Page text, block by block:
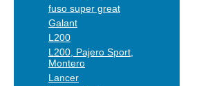
fuso super great
Galant
L200
L200, Pajero Sport,
Montero
Lancer